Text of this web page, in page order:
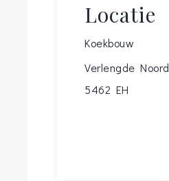
Locatie
Koekbouw
Verlengde
5462 EH